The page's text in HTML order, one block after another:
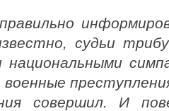
судьи
совершил. И